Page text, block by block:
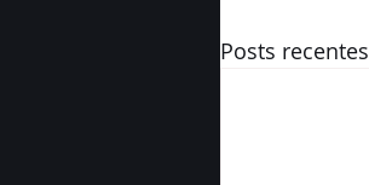
Posts recentes